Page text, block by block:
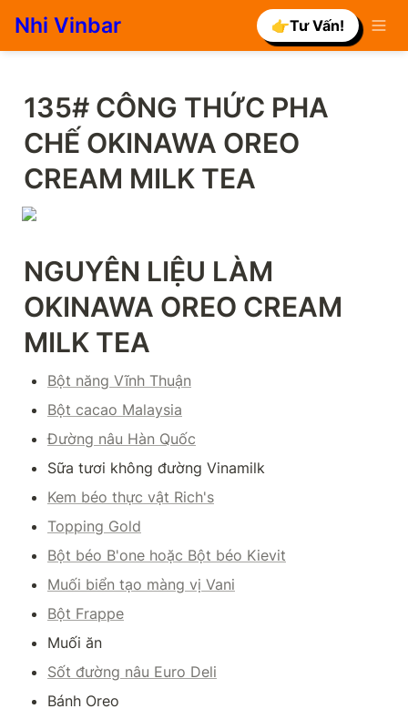
Nhi Vinbar 👉Tư Vấn!
135# CÔNG THỨC PHA
CHẾ OKINAWA OREO
CREAM MILK TEA
NGUYÊN LIỆU LÀM
OKINAWA OREO CREAM
MILK TEA
Bột năng Vĩnh Thuận
Bột cacao Malaysia
Đường nâu Hàn Quốc
Sữa tươi không đường Vinamilk
Kem béo thực vật Rich's
Topping Gold
Bột béo B'one hoặc Bột béo Kievit
Muối biển tạo màng vị Vani
Bột Frappe
Muối ăn
Sốt đường nâu Euro Deli
Bánh Oreo